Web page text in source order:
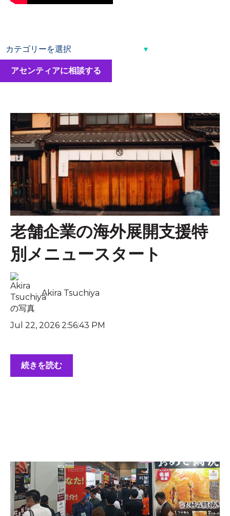
アセンティアに相談する
老舗企業の海外展開支援特
別メニュースタート
Akira Tsuchiya
Jul 22, 2026 2:56:43 PM
続きを読む